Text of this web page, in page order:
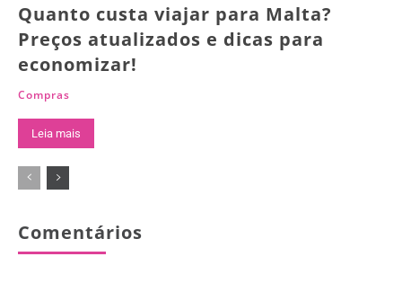
Quanto custa viajar para Malta?
Preços atualizados e dicas para
economizar!
Compras
Leia mais
Comentários